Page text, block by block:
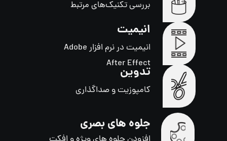
بررسی تکنیک‌های مرتبط
انیمیت
انیمیت در نرم افزار Adobe
After Effect
جلوه های بصری
تدوین
کامپوزیت و صداگذاری